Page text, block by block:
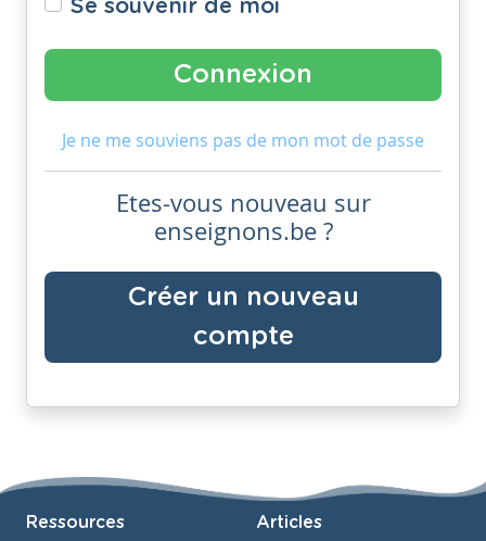
Se souvenir de moi
Je ne me souviens pas de mon mot de passe
Etes-vous nouveau sur
enseignons.be ?
Créer un nouveau
compte
Ressources Articles